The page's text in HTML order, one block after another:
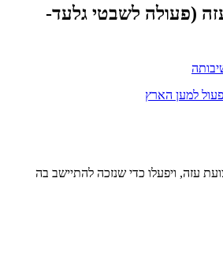
(פעולה לשבטי גלעד-
עזה, ויפעלו כדי שנזכה להתיישב בה